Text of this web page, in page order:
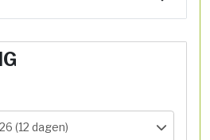
(12 dagen)